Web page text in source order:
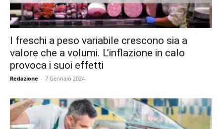
I freschi a peso variabile crescono sia a
valore che a volumi. L’inflazione in calo
provoca i suoi effetti
Redazione - 7 Gennaio 2024